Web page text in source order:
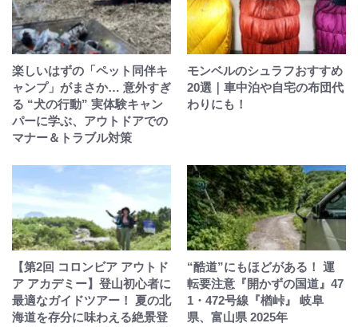
楽しいはずの「ペット同伴キ
ャンプ」がまさか… 意外すぎ
る “犬の行動” 実体験キャン
パーに学ぶ、アウトドアでの
マナー＆トラブル対策
モンベルのシュラフおすすめ
20選｜車中泊や自宅の布団代
わりにも！
【第2回 コロンビア アウトド
ア アカデミー】登山初心者に
最適なガイドツアー！ 夏の北
海道を存分に味わえる絶景登
“酷道”にもほどがある！ 運
転要注意『開かずの国道』47
1・472号線『楢峠』 岐阜
県、富山県 2025年